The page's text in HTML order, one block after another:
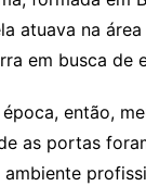
atuava na
em busca de
época, então,
as portas